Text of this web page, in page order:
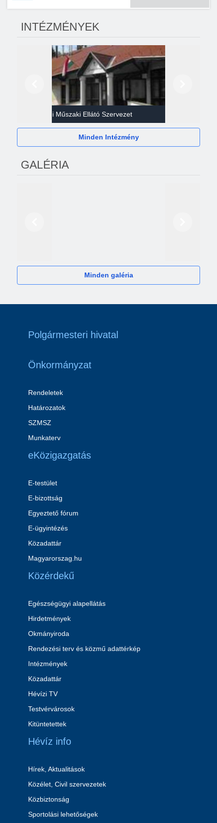
INTÉZMÉNYEK
Gazdasági Műszaki Ellátó Szervezet
Minden Intézmény
GALÉRIA
Minden galéria
Polgármesteri hivatal
Önkormányzat
Rendeletek
Határozatok
SZMSZ
Munkaterv
eKözigazgatás
E-testület
E-bizottság
Egyeztető fórum
E-ügyintézés
Közadattár
Magyarorszag.hu
Közérdekű
Egészségügyi alapellátás
Hirdetmények
Okmányiroda
Rendezési terv és közmű adattérkép
Intézmények
Közadattár
Hévízi TV
Testvérvárosok
Kitüntetettek
Hévíz info
Hírek, Aktualitások
Közélet, Civil szervezetek
Közbiztonság
Sportolási lehetőségek